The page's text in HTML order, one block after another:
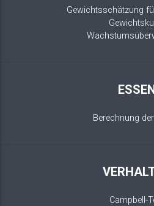
Gewichtsschätzung
Berechnung
Campbell-